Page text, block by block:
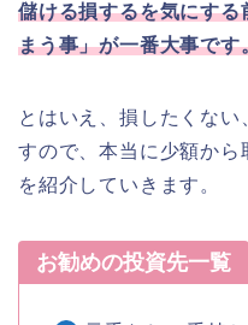
儲ける損するを気にす
まう事」が一番大事です
とはいえ、損したくな
すので、本当に少額か
を紹介していきます。
お勧めの投資先一覧